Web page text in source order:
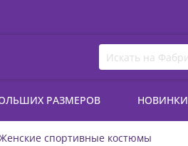
РАЗМЕРОВ НОВИНКИ
спортивные костюмы